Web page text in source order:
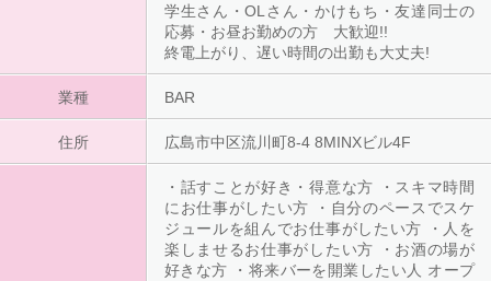
学生さん・OLさん・かけもち・友達同士の
応募・お昼お勤めの方 大歓迎!!
終電上がり、遅い時間の出勤も大丈夫!
業種 BAR
住所 広島市中区流川町8-4 8MINXビル4F
・話すことが好き・得意な方 ・スキマ時間
にお仕事がしたい方 ・自分のペースでスケ
ジュールを組んでお仕事がしたい方 ・人を
楽しませるお仕事がしたい方 ・お酒の場が
好きな方 ・将来バーを開業したい人 オープ